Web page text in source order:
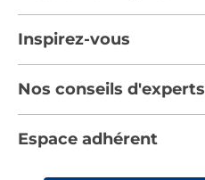
Devenez adhérent
Inspirez-vous
Nos catalogues
Rencontres
Nos conseils d'experts
Espace adhérent